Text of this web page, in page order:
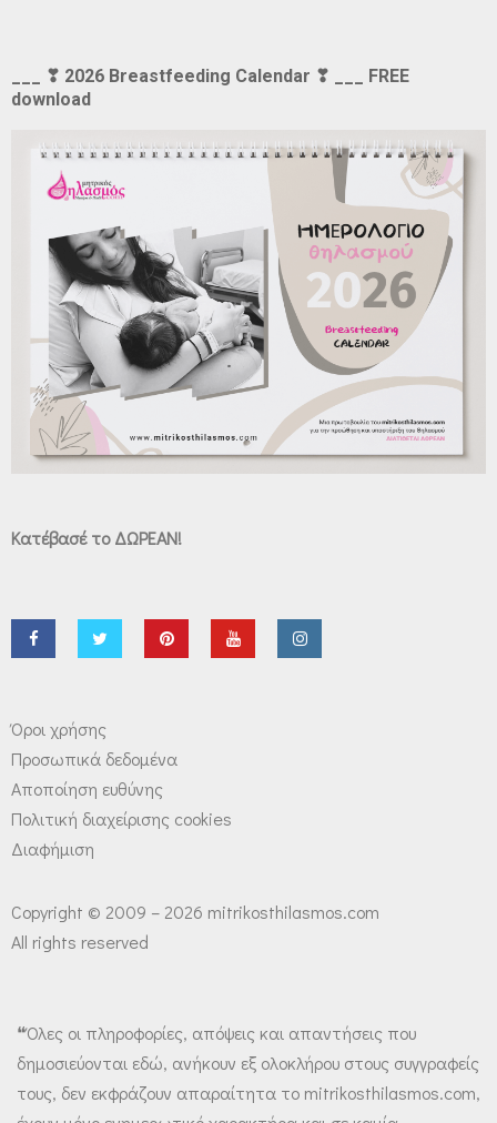
___ ❣ 2026 Breastfeeding Calendar ❣ ___ FREE
download
Κατέβασέ το ΔΩΡΕΑΝ!
Όροι χρήσης
Προσωπικά δεδομένα
Αποποίηση ευθύνης
Πολιτική διαχείρισης cookies
Διαφήμιση
Copyright © 2009 – 2026 mitrikosthilasmos.com
All rights reserved
❝Όλες οι πληροφορίες, απόψεις και απαντήσεις που
δημοσιεύονται εδώ, ανήκουν εξ ολοκλήρου στους συγγραφείς
τους, δεν εκφράζουν απαραίτητα το mitrikosthilasmos.com,